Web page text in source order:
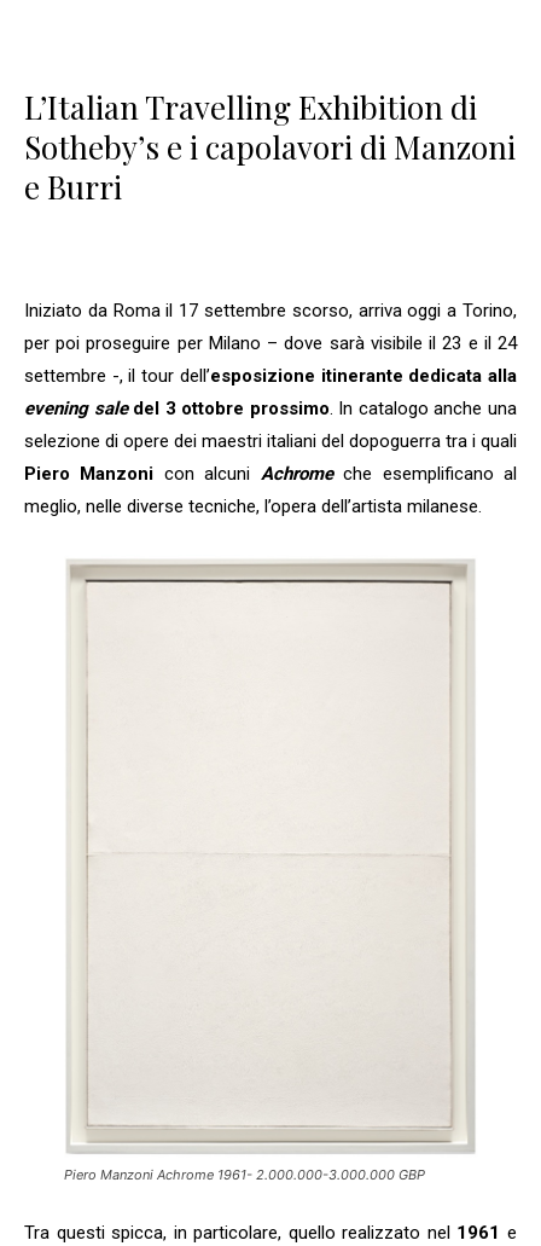
L’Italian Travelling Exhibition di
Sotheby’s e i capolavori di Manzoni
e Burri
Iniziato da Roma il 17 settembre scorso, arriva oggi a Torino,
per poi proseguire per Milano – dove sarà visibile il 23 e il 24
settembre -, il tour dell’esposizione itinerante dedicata alla
evening saledel 3 ottobre prossimo . In catalogo anche una
selezione di opere dei maestri italiani del dopoguerra tra i quali
Piero Manzoni con alcuni Achromeche esemplificano al
meglio, nelle diverse tecniche, l’opera dell’artista milanese.
Piero Manzoni Achrome 1961- 2.000.000-3.000.000 GBP
Tra questi spicca, in particolare, quello realizzato nel 1961 e